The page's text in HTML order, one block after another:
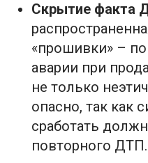
Скрытие факта
«прошивки» –
аварии при
не только
опасно, так как
сработать
повторного ДТП.